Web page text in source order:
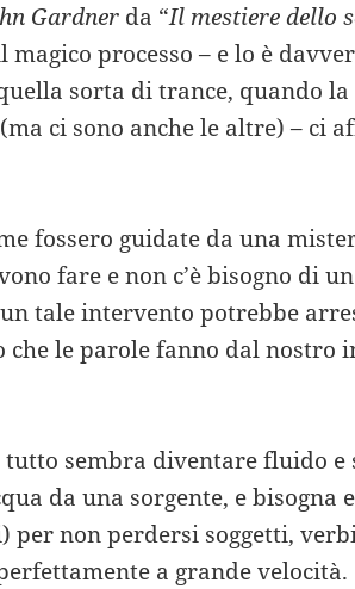
Gardner da “Il mestiere dello
processo – e lo è
sorta di trance, quando la
ci sono anche le altre) – ci
fossero guidate da una
fare e non c’è bisogno di un
tale intervento potrebbe
le parole fanno dal nostro
sembra diventare fluido e
da una sorgente, e bisogna
non perdersi soggetti,
a grande velocità.